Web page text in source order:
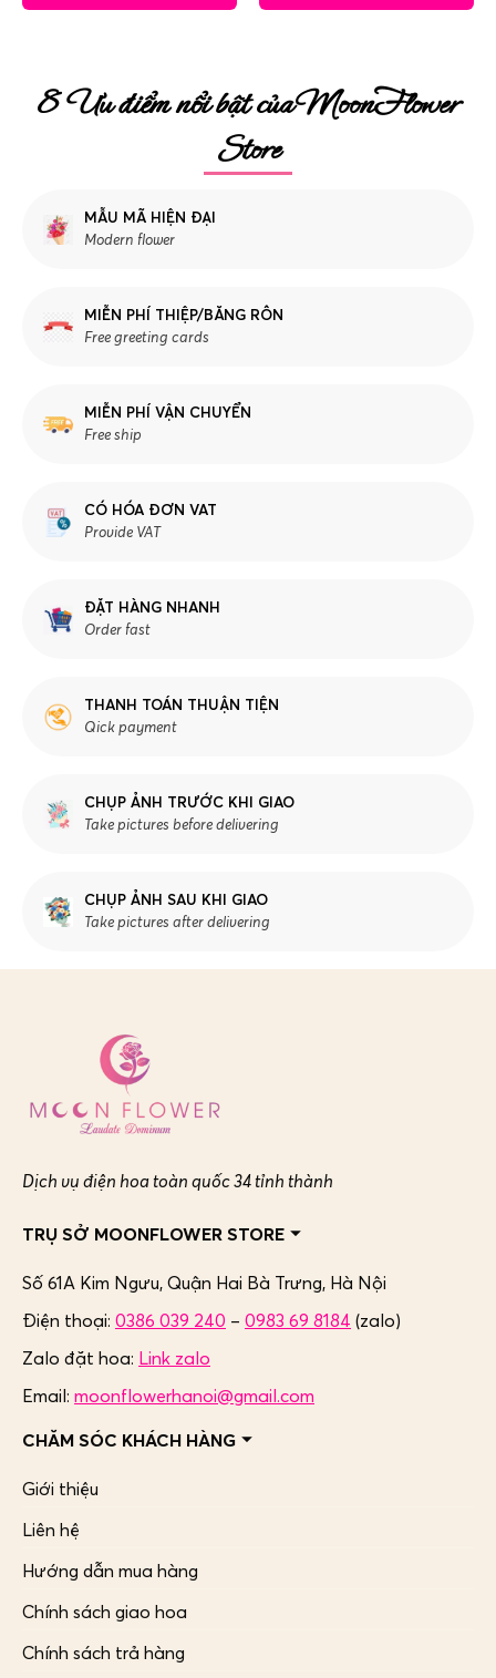
8 Ưu điểm nổi bật của MoonFlower
Store
MẪU MÃ HIỆN ĐẠI
Modern flower
MIỄN PHÍ THIỆP/BĂNG RÔN
Free greeting cards
MIỄN PHÍ VẬN CHUYỂN
Free ship
CÓ HÓA ĐƠN VAT
Provide VAT
ĐẶT HÀNG NHANH
Order fast
THANH TOÁN THUẬN TIỆN
Qick payment
CHỤP ẢNH TRƯỚC KHI GIAO
Take pictures before delivering
CHỤP ẢNH SAU KHI GIAO
Take pictures after delivering
Dịch vụ điện hoa toàn quốc 34 tỉnh thành
TRỤ SỞ MOONFLOWER STORE
Số 61A Kim Ngưu, Quận Hai Bà Trưng, Hà Nội
Điện thoại: 0386 039 240 – 0983 69 8184 (zalo)
Zalo đặt hoa: Link zalo
Email: moonflowerhanoi@gmail.com
CHĂM SÓC KHÁCH HÀNG
Giới thiệu
Liên hệ
Hướng dẫn mua hàng
Chính sách giao hoa
Chính sách trả hàng